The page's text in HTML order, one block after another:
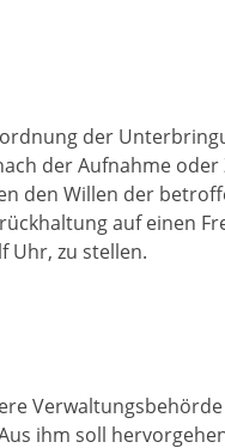
der
der Aufnahme
den Willen der
auf einen
Uhr, zu stellen.
Verwaltungsbehörde
ihm soll